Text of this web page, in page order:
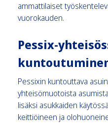
ammattilaiset
vuorokauden.
Pessix-
Pessixin kuntouttava
yhteisömuotoista
lisäksi asukkaiden
keittiöineen ja